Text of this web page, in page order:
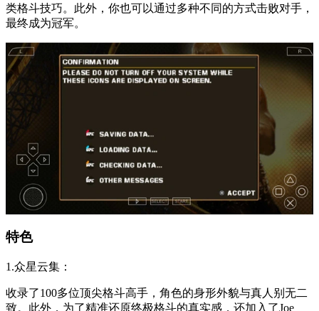
类格斗技巧。此外，你也可以通过多种不同的方式击败对手，
最终成为冠军。
特色
1.众星云集：
收录了100多位顶尖格斗高手，角色的身形外貌与真人别无二
致。此外，为了精准还原终极格斗的真实感，还加入了Joe